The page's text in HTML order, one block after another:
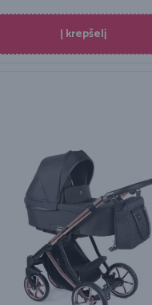
Į krepšelį